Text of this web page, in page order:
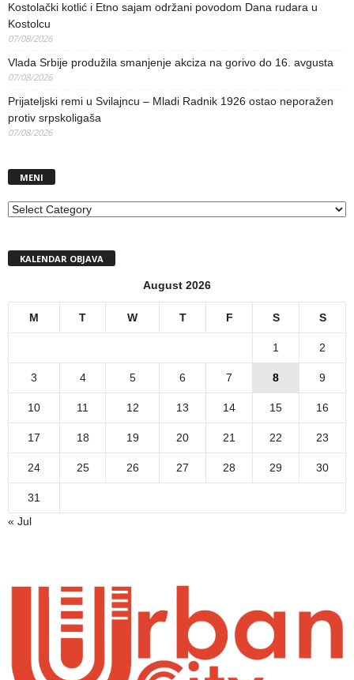
Kostolački kotlić i Etno sajam održani povodom Dana rudara u
Kostolcu
07/08/2026
Vlada Srbije produžila smanjenje akciza na gorivo do 16. avgusta
07/08/2026
Prijateljski remi u Svilajncu – Mladi Radnik 1926 ostao neporažen
protiv srpskoligaša
07/08/2026
MENI
MENI
KALENDAR OBJAVA
August 2026
M T W T F S S
1 2
3 4 5 6 7 8 9
10 11 12 13 14 15 16
17 18 19 20 21 22 23
24 25 26 27 28 29 30
31
« Jul